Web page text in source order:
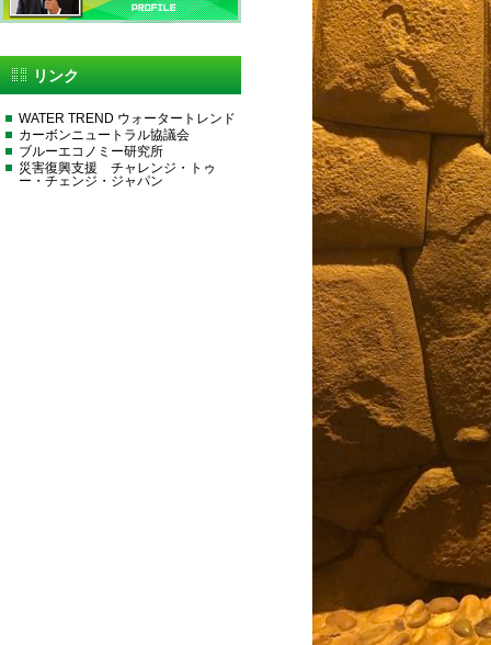
リンク
WATER TREND ウォータートレンド
カーボンニュートラル協議会
ブルーエコノミー研究所
災害復興支援 チャレンジ・トゥ
ー・チェンジ・ジャパン